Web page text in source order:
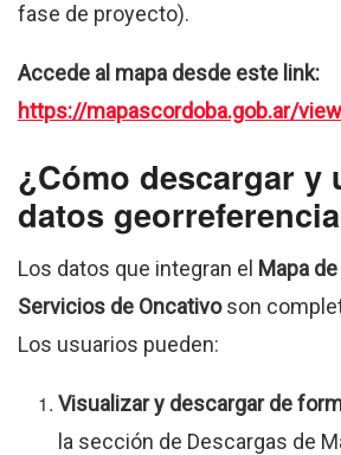
fase de proyecto).
Accede al mapa desde este link:
https://mapascordoba.gob.ar/
¿Cómo descargar y
datos
Los datos que integran el Mapa
Servicios de Oncativoson
Los usuarios pueden:
Visualizar y descargar de
la sección de Descargas de